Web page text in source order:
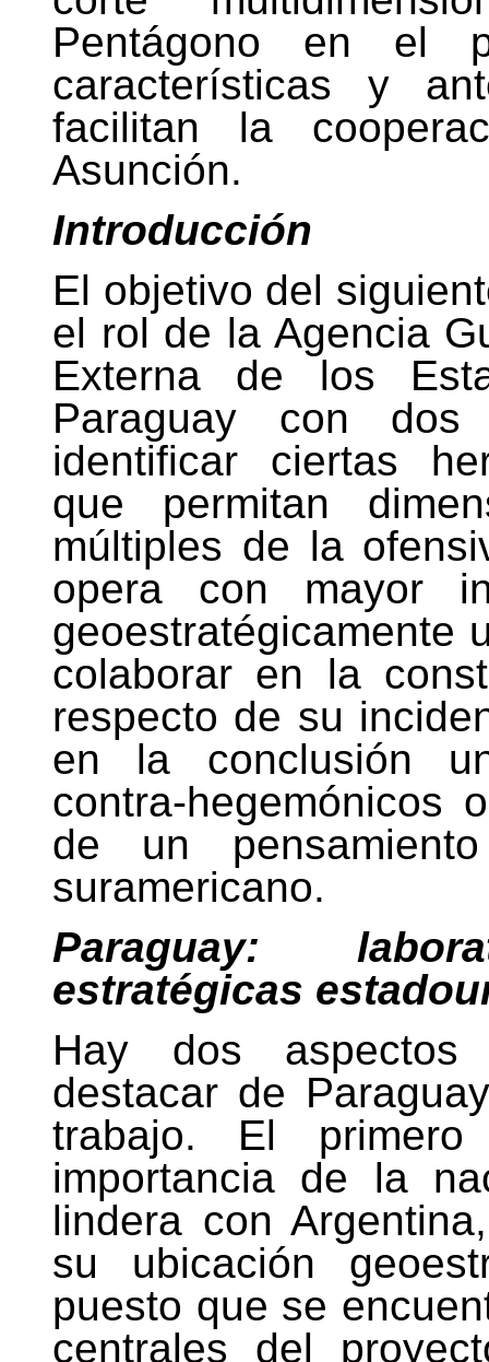
Pentágono en el
características y
facilitan la
Asunción.
Introducción
El objetivo del
el rol de la Agencia
Externa de los
Paraguay con dos
identificar ciertas
que permitan
múltiples de la
opera con mayor
geoestratégicamente
colaborar en la
respecto de su
en la conclusión
contra-hegemónicos
de un
suramericano.
Paraguay:
estratégicas
Hay dos aspectos
destacar de
trabajo. El
importancia de la
lindera con
su ubicación
puesto que se
centrales del